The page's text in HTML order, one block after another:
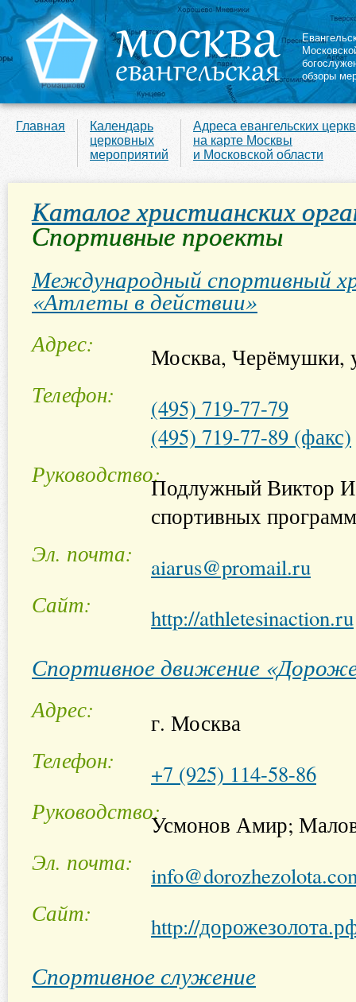
обзоры
Главная
Календарь
церковных
мероприятий
Адреса евангельских
на карте Москвы
и Московской области
Каталог христианских
Спортивные проекты
Международный спортивный
«Атлеты в действии»
Адрес
Москва, Черёмушки,
Телефон
(495) 719-77-79
(495) 719-77-89 (факс)
РуководствоПодлужный Виктор
спортивных программ
Эл. почта
aiarus@promail.ru
Сайт
http://athletesinaction.ru
Спортивное движение
Адрес
г. Москва
Телефон
+7 (925) 114-58-86
РуководствоУсмонов Амир;
Эл. почта
Сайт
http://
Спортивное служение